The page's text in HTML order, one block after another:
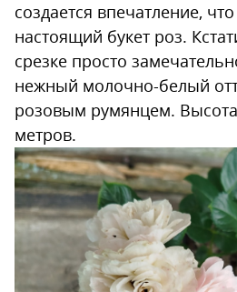
создается впечатление, что
настоящий букет роз.
срезке просто
нежный молочно-белый
розовым румянцем. Высота
метров.